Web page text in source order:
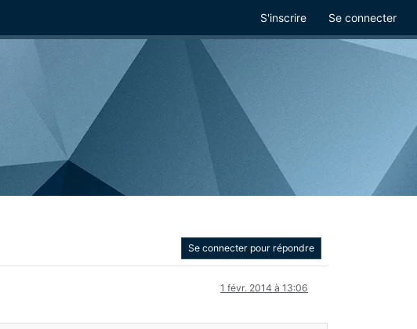
S'inscrire Se connecter
Se connecter pour répondre
1 févr. 2014 à 13:06